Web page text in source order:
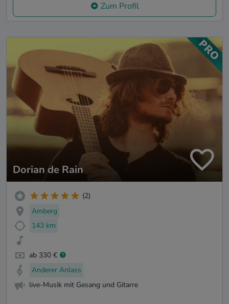
Zum Profil
Dorian de Rain
(2)
Amberg
143 km
ab 330 €
Anderer Anlass
live-Musik mit Gesang und Gitarre